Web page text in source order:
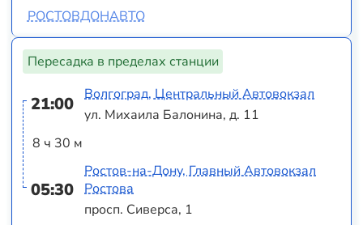
РОСТОВДОНАВТО
Пересадка в пределах станции
21:00
8 ч 30 м
05:30
Волгоград, Центральный Автовокзал
ул. Михаила Балонина, д. 11
Ростов-на-Дону, Главный Автовокзал
Ростова
просп. Сиверса, 1